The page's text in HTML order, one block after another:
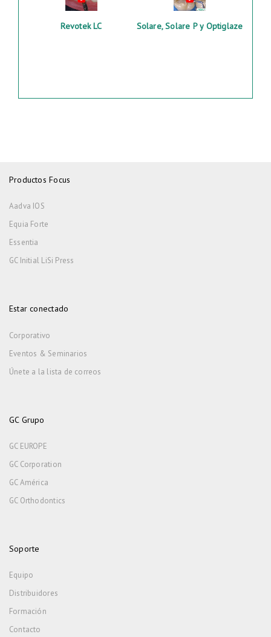
Revotek LC Solare, Solare P y Optiglaze
Productos Focus
Aadva IOS
Equia Forte
Essentia
GC Initial LiSi Press
Estar conectado
Corporativo
Eventos & Seminarios
Únete a la lista de correos
GC Grupo
GC EUROPE
GC Corporation
GC América
GC Orthodontics
Soporte
Equipo
Distribuidores
Formación
Contacto